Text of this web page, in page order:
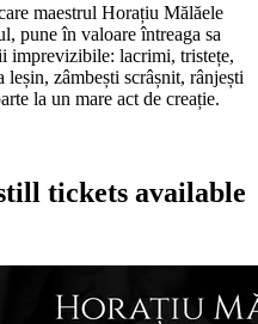
maestrul Horațiu Mălăele
pune în valoare întreaga sa
imprevizibile: lacrimi, tristețe,
zâmbești scrâșnit, rânjești
la un mare act de creație.
tickets available